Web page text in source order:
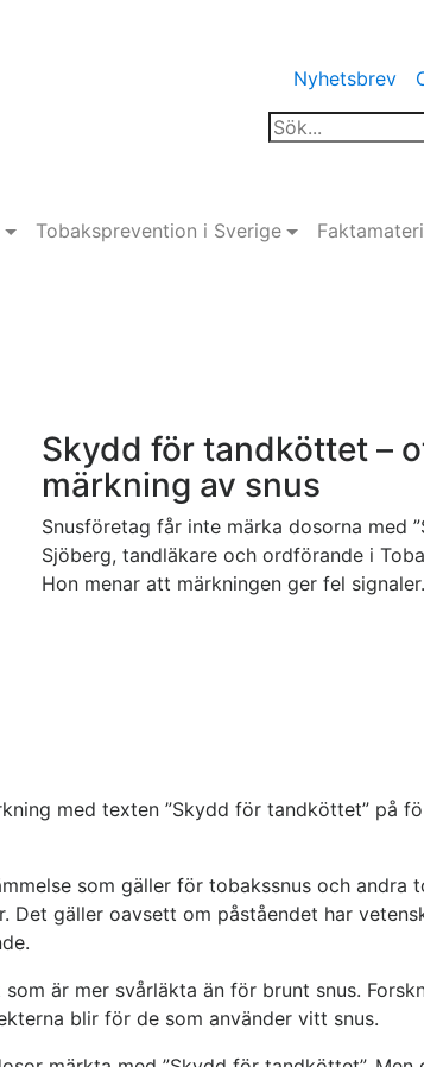
Nyhetsbrev
Tobaksprevention i Sverige
Skydd för tandköttet –
märkning av snus
Snusföretag får inte märka dosorna med
Sjöberg, tandläkare och ordförande i
Hon menar att märkningen ger fel signaler.
med texten ”Skydd för tandköttet” på
som gäller för tobakssnus och andra
gäller oavsett om påståendet har
är mer svårläkta än för brunt snus.
blir för de som använder vitt snus.